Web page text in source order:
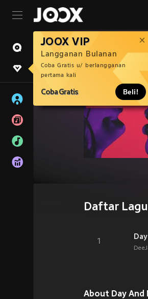
JOOX VIP
Langganan Bulanan
Coba Gratis u/ berlangganan
pertama kali
Coba Gratis Beli!
Daftar Lagu
1
About Day